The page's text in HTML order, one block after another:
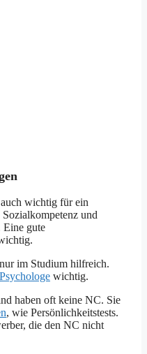
wichtig für ein
und
Eine gute
im Studium hilfreich.
Psychologe wichtig.
haben oft keine NC. Sie
, wie Persönlichkeitstests.
die den NC nicht